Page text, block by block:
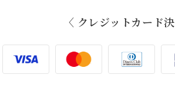
〈 クレジットカード決